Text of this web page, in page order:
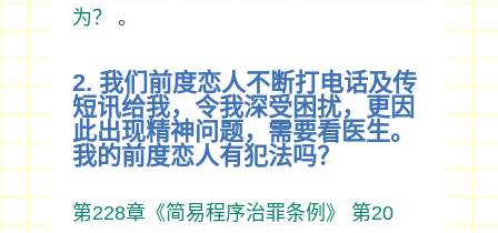
为？
。
2. 我们前度恋人不断打电话及传
短讯给我，令我深受困扰，更因
此出现精神问题，需要看医生。
我的前度恋人有犯法吗？
第228章《简易程序治罪条例》
第20